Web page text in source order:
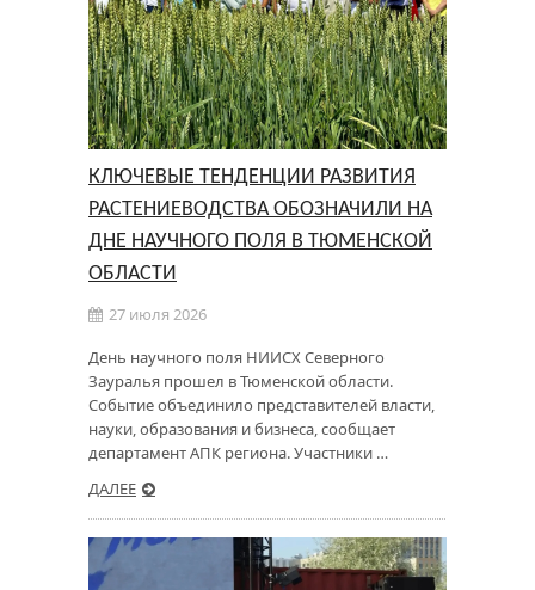
КЛЮЧЕВЫЕ ТЕНДЕНЦИИ РАЗВИТИЯ
РАСТЕНИЕВОДСТВА ОБОЗНАЧИЛИ НА
ДНЕ НАУЧНОГО ПОЛЯ В ТЮМЕНСКОЙ
ОБЛАСТИ
27 июля 2026
День научного поля НИИСХ Северного
Зауралья прошел в Тюменской области.
Событие объединило представителей власти,
науки, образования и бизнеса, сообщает
департамент АПК региона. Участники …
ДАЛЕЕ